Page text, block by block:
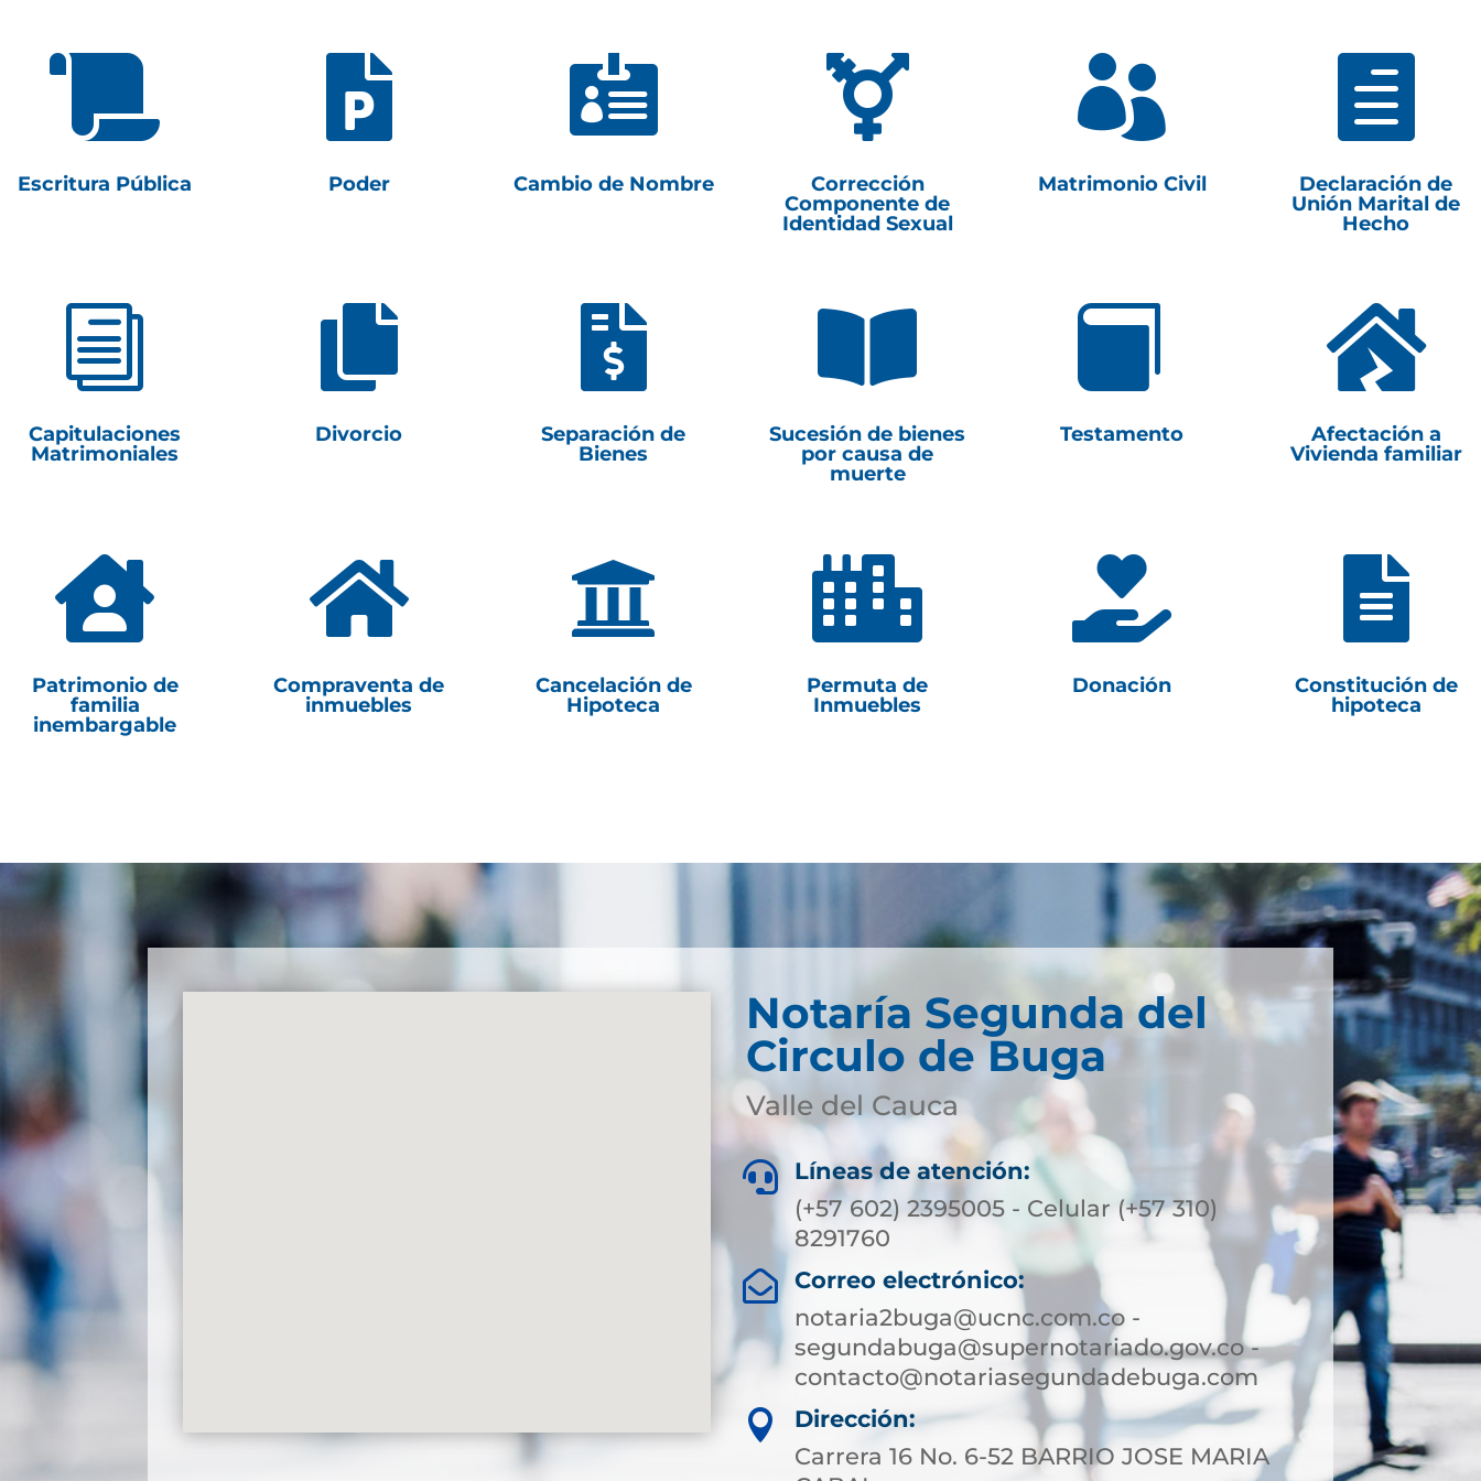

Escritura Pública

Poder

Cambio de Nombre

Corrección
Componente de
Identidad Sexual

Matrimonio Civil

Declaración de
Unión Marital de
Hecho
i
Capitulaciones
Matrimoniales

Divorcio

Separación de
Bienes

Sucesión de bienes
por causa de
muerte

Testamento

Afectación a
Vivienda familiar

Patrimonio de
familia
inembargable

Compraventa de
inmuebles

Cancelación de
Hipoteca

Permuta de
Inmuebles

Donación

Constitución de
hipoteca
Notaría Segunda del
Circulo de Buga
Valle del Cauca

Líneas de atención:
(+57 602) 2395005 - Celular (+57 310)
8291760

Correo electrónico:
notaria2buga@ucnc.com.co -
segundabuga@supernotariado.gov.co -
contacto@notariasegundadebuga.com

Dirección:
Carrera 16 No. 6-52 BARRIO JOSE MARIA